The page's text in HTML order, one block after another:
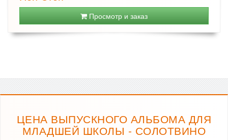
Просмотр и заказ
ЦЕНА ВЫПУСКНОГО АЛЬБОМА ДЛЯ
МЛАДШЕЙ ШКОЛЫ - СОЛОТВИНО